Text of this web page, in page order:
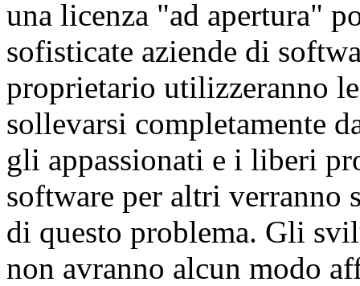
una licenza "ad apertura"
sofisticate aziende di
proprietario utilizzeranno
sollevarsi completamente
gli appassionati e i liberi
software per altri verranno
di questo problema. Gli
non avranno alcun modo